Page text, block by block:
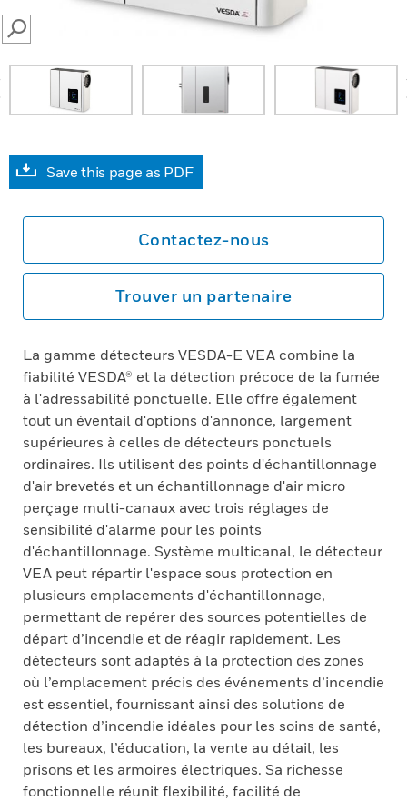
SEARCH
Save this page as PDF
Contactez-nous
Trouver un partenaire
La gamme détecteurs VESDA-E VEA combine la
fiabilité VESDA® et la détection précoce de la fumée
à l'adressabilité ponctuelle. Elle offre également
tout un éventail d'options d'annonce, largement
supérieures à celles de détecteurs ponctuels
ordinaires. Ils utilisent des points d'échantillonnage
d'air brevetés et un échantillonnage d'air micro
perçage multi-canaux avec trois réglages de
sensibilité d'alarme pour les points
d'échantillonnage. Système multicanal, le détecteur
VEA peut répartir l'espace sous protection en
plusieurs emplacements d'échantillonnage,
permettant de repérer des sources potentielles de
départ d’incendie et de réagir rapidement. Les
détecteurs sont adaptés à la protection des zones
où l’emplacement précis des événements d’incendie
est essentiel, fournissant ainsi des solutions de
détection d’incendie idéales pour les soins de santé,
les bureaux, l’éducation, la vente au détail, les
prisons et les armoires électriques. Sa richesse
fonctionnelle réunit flexibilité, facilité de